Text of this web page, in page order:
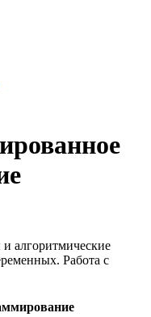
алгоритмические
Работа с